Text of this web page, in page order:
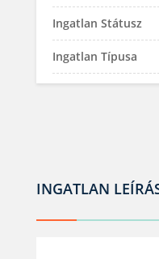
Ingatlan Státusz
Ingatlan Típusa
INGATLAN